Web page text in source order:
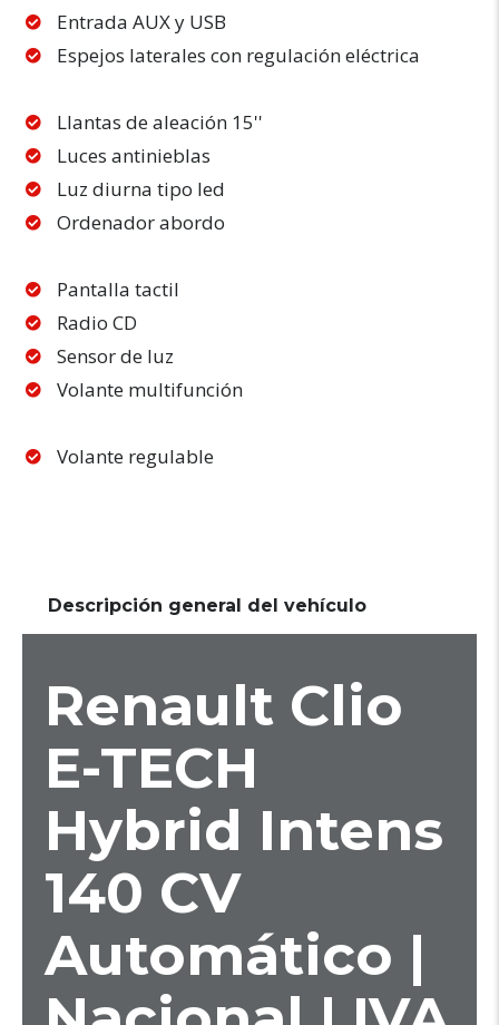
Entrada AUX y USB
Espejos laterales con regulación eléctrica
Llantas de aleación 15''
Luces antinieblas
Luz diurna tipo led
Ordenador abordo
Pantalla tactil
Radio CD
Sensor de luz
Volante multifunción
Volante regulable
Descripción general del vehículo
Renault Clio
E-TECH
Hybrid Intens
140 CV
Automático |